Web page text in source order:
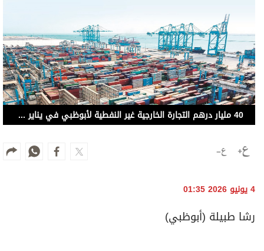
40 مليار درهم التجارة الخارجية غير النفطية لأبوظبي في يناير 2026
4 يونيو 2026 01:35
رشا طبيلة (أبوظبي)